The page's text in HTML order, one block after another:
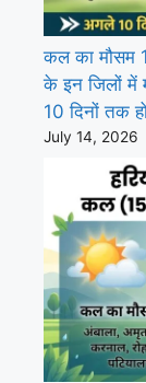
कल का मौसम
के इन जिलों में
10 दिनों तक
July 14, 2026